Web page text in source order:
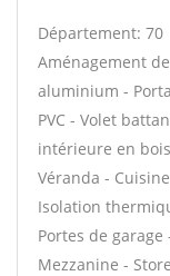
Département: 70
Aménagement
aluminium -
PVC - Volet
intérieure en
Véranda -
Isolation
Portes de
Mezzanine -